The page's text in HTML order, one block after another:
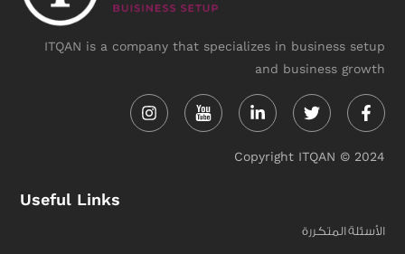
ITQAN is a company that specializes in business setup
and business growth
in f
Copyright ITQAN © 2024
Useful Links
الأسئلة المتكررة